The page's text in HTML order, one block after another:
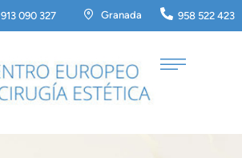
913 090 327 Granada 958 522 423